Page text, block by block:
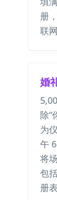
册
联
婚
除“
为
午
将
包
册